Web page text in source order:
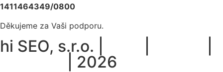
1411464349/0800
Děkujeme za Vaši podporu.
hi SEO, s.r.o. |
| 2026